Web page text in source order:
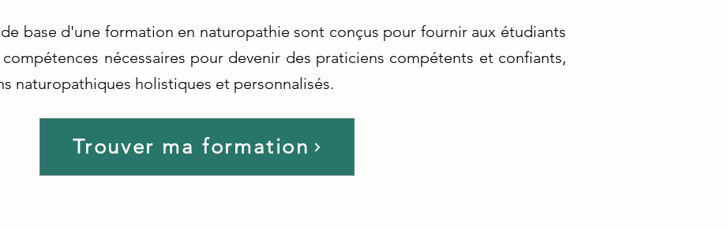
base d'une formation en naturopathie sont conçus pour fournir aux étudiants
nécessaires pour devenir des praticiens compétents et confiants,
naturopathiques holistiques et personnalisés.
Trouver ma formation